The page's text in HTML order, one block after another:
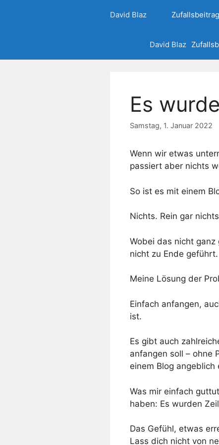
David Blaz Zufallsbeitrag
David Blaz
Es
Samstag, 1. Januar 2022
Wenn wir etwas
passiert aber nichts
So ist es mit einem
Nichts. Rein gar
Wobei das nicht
nicht zu Ende geführt.
Meine Lösung der
Einfach anfangen,
ist.
Es gibt auch
anfangen soll – ohne
einem Blog
Was mir einfach
haben: Es wurden
Das Gefühl, etwas
Lass dich nicht von